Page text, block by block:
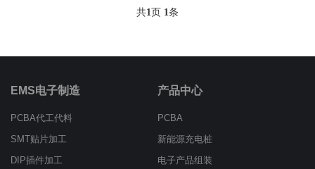
共1页 1条
EMS电子制造
PCBA代工代料
SMT贴片加工
DIP插件加工
产品中心
PCBA
新能源充电桩
电子产品组装